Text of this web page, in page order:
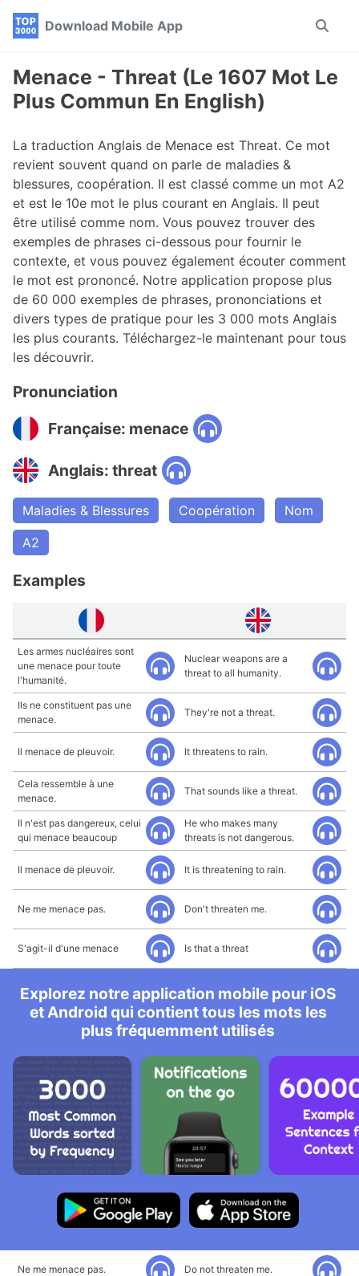
Skip
navigation
Skip
Skip
Download Mobile App
Toggle
Menace - Threat (Le 1607 Mot Le
Plus Commun En English)
La traduction Anglais de Menace est Threat. Ce mot
revient souvent quand on parle de maladies &
blessures, coopération. Il est classé comme un mot A2
et est le 10e mot le plus courant en Anglais. Il peut
être utilisé comme nom. Vous pouvez trouver des
exemples de phrases ci-dessous pour fournir le
contexte, et vous pouvez également écouter comment
le mot est prononcé. Notre application propose plus
de 60 000 exemples de phrases, prononciations et
divers types de pratique pour les 3 000 mots Anglais
les plus courants. Téléchargez-le maintenant pour tous
les découvrir.
Pronunciation
Française: menace
Anglais: threat
Maladies & Blessures Coopération
Nom
A2
Examples
Les armes nucléaires sont
une menace pour toute
l'humanité.
Nuclear weapons are a
threat to all humanity.
Ils ne constituent pas une
menace.
They're not a threat.
Il menace de pleuvoir. It threatens to rain.
Cela ressemble à une
menace.
That sounds like a threat.
Il n'est pas dangereux, celui
qui menace beaucoup
He who makes many
threats is not dangerous.
Il menace de pleuvoir. It is threatening to rain.
Ne me menace pas. Don't threaten me.
S'agit-il d'une menace Is that a threat
Explorez notre application mobile pour iOS
et Android qui contient tous les mots les
plus fréquemment utilisés
Ne me menace pas. Do not threaten me.